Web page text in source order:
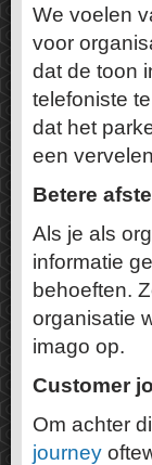
We voelen
voor
dat de toon
telefoniste
dat het
een
Betere
Als je als
informatie
behoeften.
organisatie
imago op.
Customer
Om achter
journey